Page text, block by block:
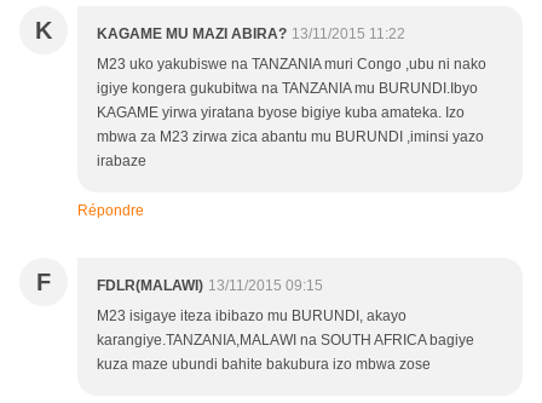
K KAGAME MU MAZI ABIRA? 13/11/2015 11:22
M23 uko yakubiswe na TANZANIA muri Congo ,ubu ni nako
igiye kongera gukubitwa na TANZANIA mu BURUNDI.Ibyo
KAGAME yirwa yiratana byose bigiye kuba amateka. Izo
mbwa za M23 zirwa zica abantu mu BURUNDI ,iminsi yazo
irabaze
Répondre
F FDLR(MALAWI) 13/11/2015 09:15
M23 isigaye iteza ibibazo mu BURUNDI, akayo
karangiye.TANZANIA,MALAWI na SOUTH AFRICA bagiye
kuza maze ubundi bahite bakubura izo mbwa zose